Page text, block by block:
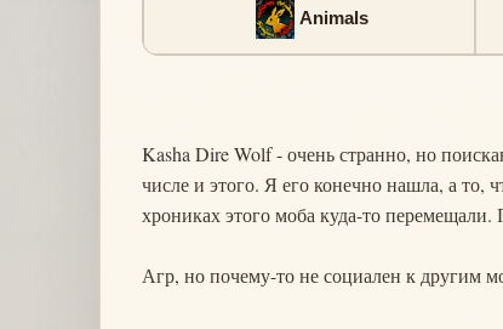
Animals
Kasha Dire Wolf - очень странно, но
числе и этого. Я его конечно нашла, а то,
хрониках этого моба куда-то
Агр, но почему-то не социален к другим